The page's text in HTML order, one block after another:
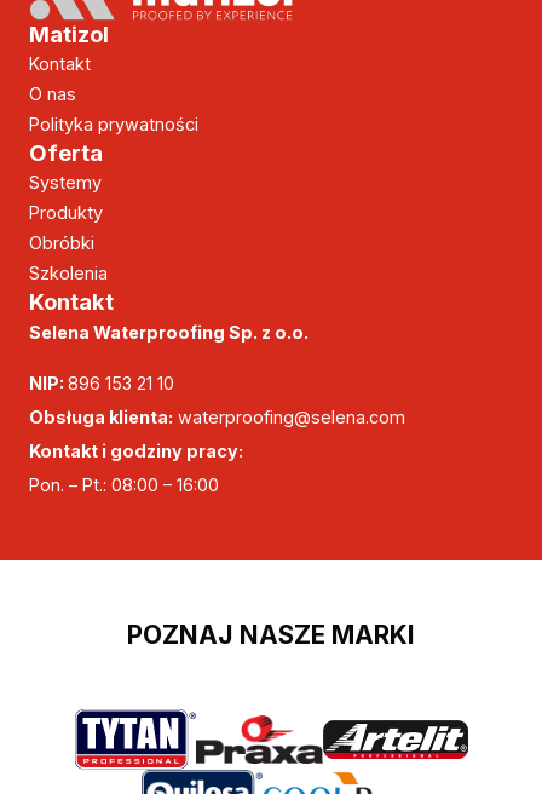
Matizol
Kontakt
O nas
Polityka prywatności
Oferta
Systemy
Produkty
Obróbki
Szkolenia
Kontakt
Selena Waterproofing Sp. z o.o.
NIP: 896 153 21 10
Obsługa klienta: waterproofing@selena.com
Kontakt i godziny pracy:
Pon. – Pt.: 08:00 – 16:00
POZNAJ NASZE MARKI